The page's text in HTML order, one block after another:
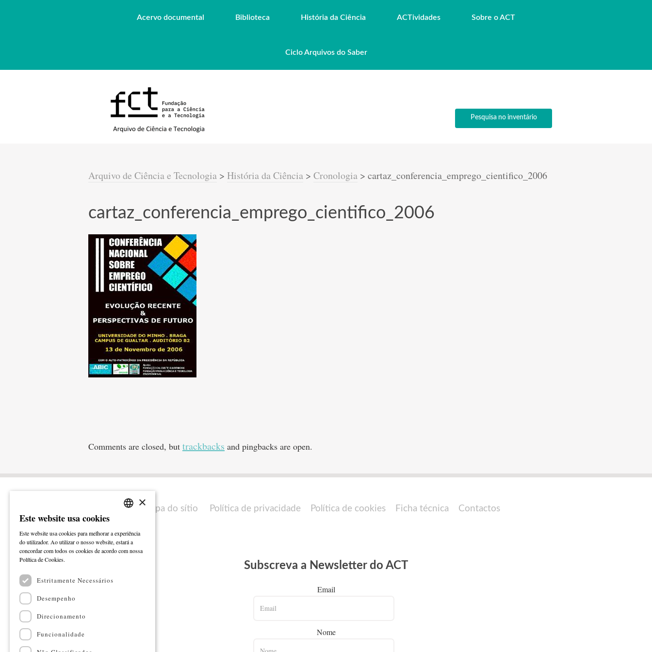
Acervo documental Biblioteca História da Ciência ACTividades Sobre o ACT
Ciclo Arquivos do Saber
Pesquisa no inventário
Arquivo de Ciência e Tecnologia > História da Ciência > Cronologia > cartaz_conferencia_emprego_cientifico_2006
cartaz_conferencia_emprego_cientifico_2006
Comments are closed, but trackbacks and pingbacks are open.
Mapa do sítio Política de privacidade Política de cookies Ficha técnica Contactos
Subscreva a Newsletter do ACT
Email
Nome
ENGLISH
×
Este website usa cookies
Este website usa cookies para melhorar a experiência
do utilizador. Ao utilizar o nosso website, estará a
concordar com todos os cookies de acordo com nossa
Política de Cookies.
Estritamente Necessários
Desempenho
Direcionamento
Funcionalidade